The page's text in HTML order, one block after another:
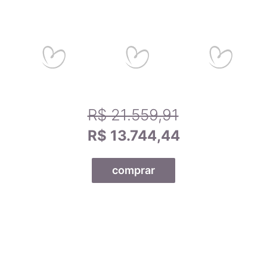
R$ 21.559,91
R$ 13.744,44
comprar